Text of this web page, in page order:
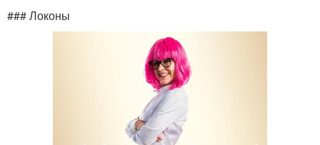
### Локоны